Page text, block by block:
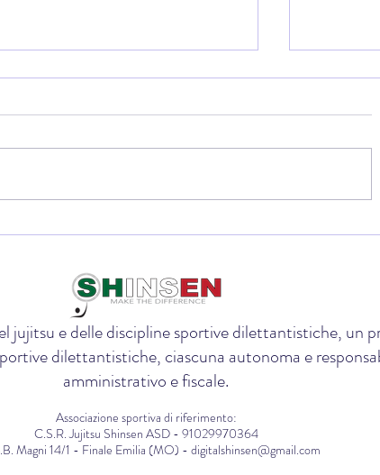
🌍 Da Finale Emilia al Board della
Paganini entra nella governance
internazionale del Ju-Jitsu
🏆 La
jujitsu e delle discipline sportive dilettantistiche, un
dilettantistiche, ciascuna autonoma e
amministrativo e fiscale.
Associazione sportiva di riferimento:
C.S.R. Jujitsu Shinsen ASD - 91029970364
Magni 14/1 - Finale Emilia (MO) - digitalshinsen@gmail.com